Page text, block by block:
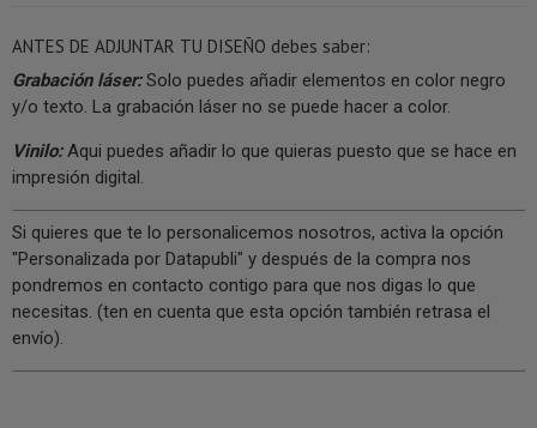
ANTES DE ADJUNTAR TU DISEÑO debes saber:
Grabación láser:Solo puedes añadir elementos en color negro
y/o texto. La grabación láser no se puede hacer a color.
Vinilo:Aqui puedes añadir lo que quieras puesto que se hace en
impresión digital.
Si quieres que te lo personalicemos nosotros, activa la opción
"Personalizada por Datapubli" y después de la compra nos
pondremos en contacto contigo para que nos digas lo que
necesitas. (ten en cuenta que esta opción también retrasa el
envío).